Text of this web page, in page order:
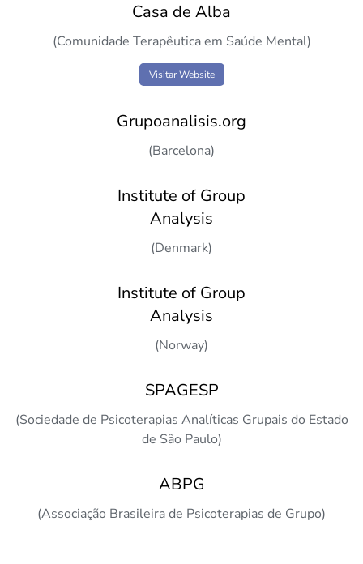
Casa de Alba
(Comunidade Terapêutica em Saúde Mental)
Visitar Website
Grupoanalisis.org
(Barcelona)
Institute of Group
Analysis
(Denmark)
Institute of Group
Analysis
(Norway)
SPAGESP
(Sociedade de Psicoterapias Analíticas Grupais do Estado
de São Paulo)
ABPG
(Associação Brasileira de Psicoterapias de Grupo)